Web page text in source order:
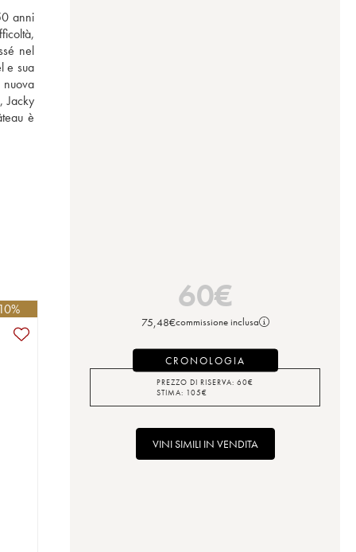
anni
nel
e sua
Jacky
è
60€
75,48€commissione inclusa
CRONOLOGIA
PREZZO DI RISERVA: 60€
STIMA: 105€
VINI SIMILI IN VENDITA